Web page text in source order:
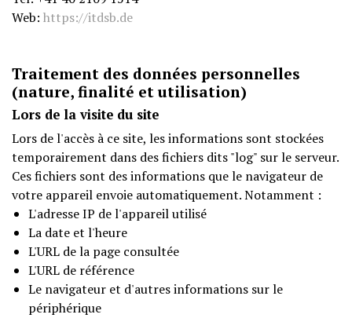
Web: https://itdsb.de
Traitement des données personnelles
(nature, finalité et utilisation)
Lors de la visite du site
Lors de l'accès à ce site, les informations sont stockées
temporairement dans des fichiers dits "log" sur le serveur.
Ces fichiers sont des informations que le navigateur de
votre appareil envoie automatiquement. Notamment :
L'adresse IP de l'appareil utilisé
La date et l'heure
L'URL de la page consultée
L'URL de référence
Le navigateur et d'autres informations sur le
périphérique